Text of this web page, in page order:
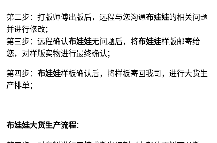
第二步：打版师傅出版后，远程与您沟通布娃娃的相关问题
并进行修改；
第三步：远程确认布娃娃无问题后，将布娃娃样版邮寄给
您，对样版实物进行最终确认；
第四步：布娃娃样板确认后，将样板寄回我司，进行大货生
产排单；
布娃娃大货生产流程：